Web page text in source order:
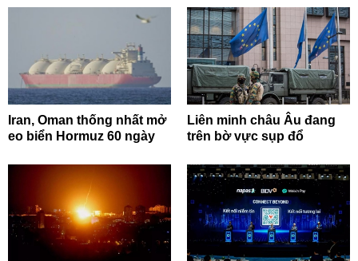
Iran, Oman thống nhất mở
eo biển Hormuz 60 ngày
Liên minh châu Âu đang
trên bờ vực sụp đổ